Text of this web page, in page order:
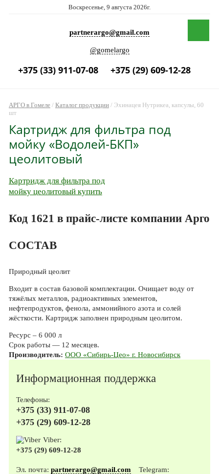
Воскресенье, 9 августа 2026г.
partnerargo@gmail.com
@gomelargo
+375 (33) 911-07-08 +375 (29) 609-12-28
АРГО в Гомеле/ Каталог продукции/ Эхинацея Нутрикеа, капсулы, 60
шт
Картридж для фильтра под
мойку «Водолей-БКП»
цеолитовый
Картридж для фильтра под
мойку цеолитовый купить
Код 1621 в прайс-листе компании Арго
СОСТАВ
Природный цеолит
Входит в состав базовой комплектации. Очищает воду от
тяжёлых металлов, радиоактивных элементов,
нефтепродуктов, фенола, аммонийного азота и солей
жёсткости. Картридж заполнен природным цеолитом.
Ресурс – 6 000 л
Срок работы — 12 месяцев.
Производитель: ООО «Сибирь-Цео» г. Новосибирск
Информационная поддержка
Телефоны:
+375 (33) 911-07-08
+375 (29) 609-12-28
Viber:
+375 (29) 609-12-28
Эл. почта: partnerargo@gmail.com Telegram: